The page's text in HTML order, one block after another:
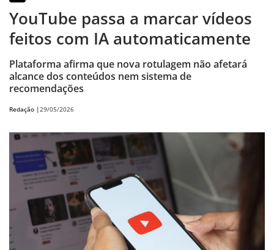
YouTube passa a marcar vídeos
feitos com IA automaticamente
Plataforma afirma que nova rotulagem não afetará
alcance dos conteúdos nem sistema de
recomendações
Redação |29/05/2026